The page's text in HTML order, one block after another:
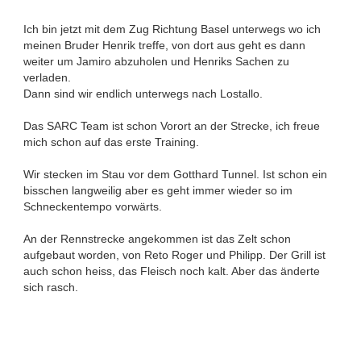
Ich bin jetzt mit dem Zug Richtung Basel unterwegs wo ich
meinen Bruder Henrik treffe, von dort aus geht es dann
weiter um Jamiro abzuholen und Henriks Sachen zu
verladen.
Dann sind wir endlich unterwegs nach Lostallo.
Das SARC Team ist schon Vorort an der Strecke, ich freue
mich schon auf das erste Training.
Wir stecken im Stau vor dem Gotthard Tunnel. Ist schon ein
bisschen langweilig aber es geht immer wieder so im
Schneckentempo vorwärts.
An der Rennstrecke angekommen ist das Zelt schon
aufgebaut worden, von Reto Roger und Philipp. Der Grill ist
auch schon heiss, das Fleisch noch kalt. Aber das änderte
sich rasch.